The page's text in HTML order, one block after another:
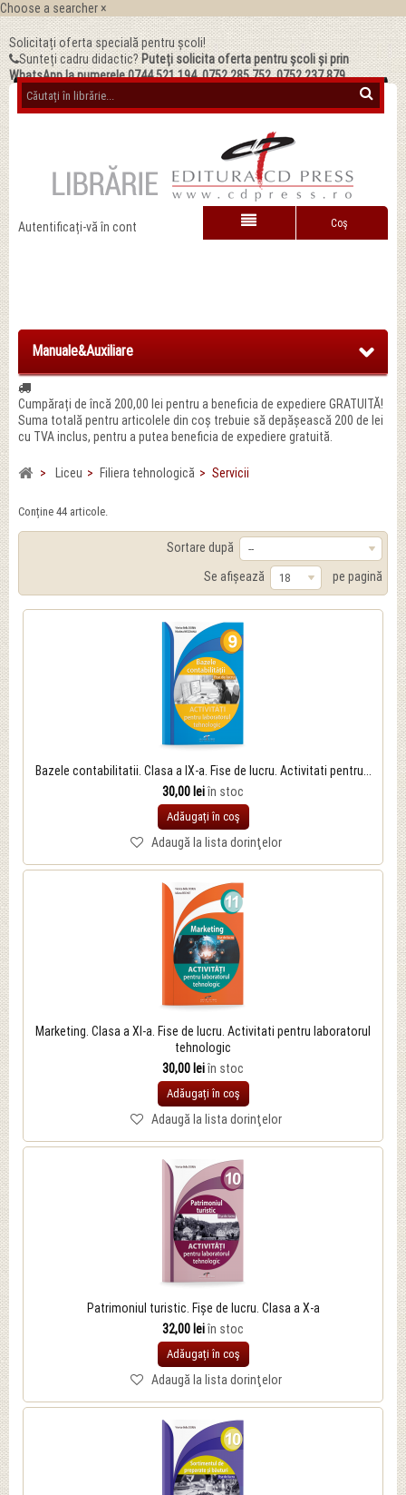
Choose a searcher ×
Solicitați oferta specială pentru școli!
Sunteți cadru didactic?Puteți solicita oferta pentru școli și prin
WhatsApp la numerele 0744.521.194, 0752.285.752, 0752.237.879
Coş
Autentificați-vă în cont
Manuale&Auxiliare
Cumpărați de încă 200,00 lei pentru a beneficia de expediere GRATUITĂ!
Suma totală pentru articolele din coș trebuie să depășească 200 de lei
cu TVA inclus, pentru a putea beneficia de expediere gratuită.
> Liceu > Filiera tehnologică > Servicii
Conține 44 articole.
Sortare după --
Se afișează 18 pe pagină
Bazele contabilitatii. Clasa a IX-a. Fise de lucru. Activitati pentru...
30,00 leiîn stoc
Adăugați în coş
Adaugă la lista dorinţelor
Marketing. Clasa a XI-a. Fise de lucru. Activitati pentru laboratorul
tehnologic
30,00 leiîn stoc
Adăugați în coş
Adaugă la lista dorinţelor
Patrimoniul turistic. Fișe de lucru. Clasa a X-a
32,00 leiîn stoc
Adăugați în coş
Adaugă la lista dorinţelor